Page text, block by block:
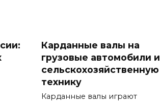
Карданные валы на
грузовые автомобили и
сельскохозяйственную
технику
Карданные валы играют